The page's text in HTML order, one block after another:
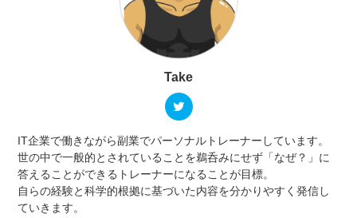
Take
IT企業で働きながら副業でパーソナルトレーナーしています。
世の中で一般的とされていることを鵜呑みにせず「なぜ？」に
答えることができるトレーナーになることが目標。
自らの経験と科学的根拠に基づいた内容を分かりやすく発信し
ていきます。